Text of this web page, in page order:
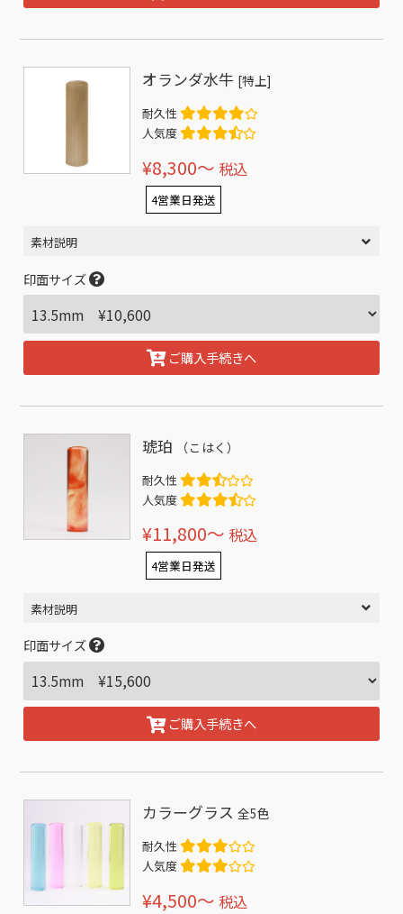
オランダ水牛 [特上]
耐久性
人気度
¥8,300〜 税込
4営業日発送
素材説明
印面サイズ
ご購入手続きへ
琥珀 （こはく）
耐久性
人気度
¥11,800〜 税込
4営業日発送
素材説明
印面サイズ
ご購入手続きへ
カラーグラス全5色
耐久性
人気度
¥4,500〜 税込